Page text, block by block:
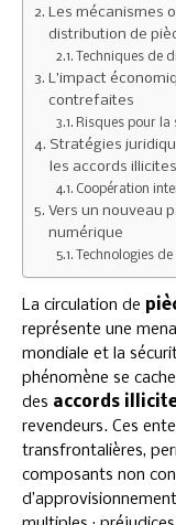
Les mécanismes
distribution de
Techniques de
L’impact
contrefaites
Risques pour
Stratégies
les accords illicites
Coopération
Vers un nouveau
numérique
Technologies
La circulation de
représente une
mondiale et la
phénomène se
des accords
revendeurs. Ces
transfrontalières,
composants non